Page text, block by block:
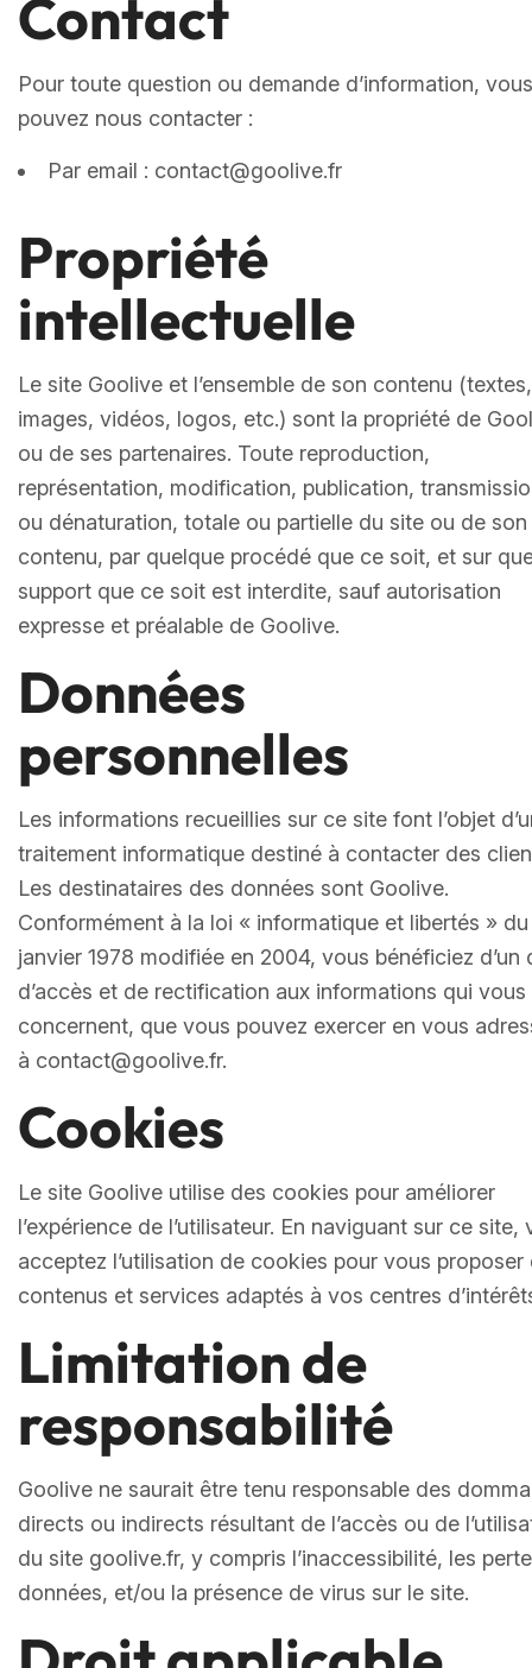
Contact
Pour toute question ou demande d’information, vous
pouvez nous contacter :
Par email : contact@goolive.fr
Propriété
intellectuelle
Le site Goolive et l’ensemble de son contenu (textes,
images, vidéos, logos, etc.) sont la propriété de
ou de ses partenaires. Toute reproduction,
représentation, modification, publication,
ou dénaturation, totale ou partielle du site ou de son
contenu, par quelque procédé que ce soit, et sur
support que ce soit est interdite, sauf autorisation
expresse et préalable de Goolive.
Données
personnelles
Les informations recueillies sur ce site font l’objet
traitement informatique destiné à contacter des
Les destinataires des données sont Goolive.
Conformément à la loi « informatique et libertés »
janvier 1978 modifiée en 2004, vous bénéficiez d’un
d’accès et de rectification aux informations qui vous
concernent, que vous pouvez exercer en vous
à contact@goolive.fr.
Cookies
Le site Goolive utilise des cookies pour améliorer
l’expérience de l’utilisateur. En naviguant sur ce site,
acceptez l’utilisation de cookies pour vous proposer
contenus et services adaptés à vos centres
Limitation de
responsabilité
Goolive ne saurait être tenu responsable des
directs ou indirects résultant de l’accès ou de
du site goolive.fr, y compris l’inaccessibilité, les
données, et/ou la présence de virus sur le site.